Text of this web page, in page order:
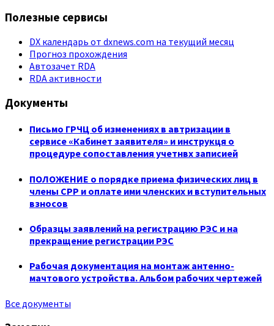
Полезные сервисы
DX календарь от dxnews.com на текущий месяц
Прогноз прохождения
Автозачет RDA
RDA активности
Документы
Письмо ГРЧЦ об изменениях в автризации в
сервисе «Кабинет заявителя» и инструкця о
процедуре сопоставления учетнвх записией
ПОЛОЖЕНИЕ о порядке приема физических лиц в
члены СРР и оплате ими членских и вступительных
взносов
Образцы заявлений на регистрацию РЭС и на
прекращение регистрации РЭС
Рабочая документация на монтаж антенно-
мачтового устройства. Альбом рабочих чертежей
Все документы